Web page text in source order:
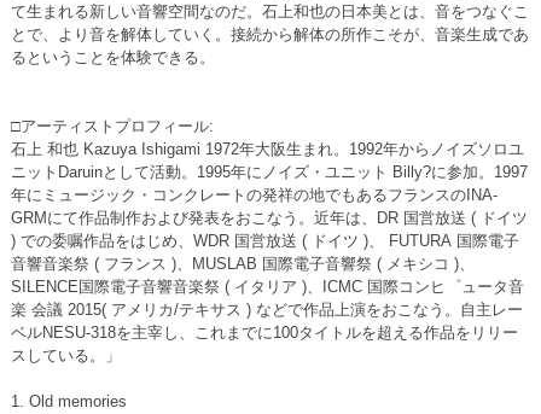
て生まれる新しい音響空間なのだ。石上和也の日本美とは、音をつなぐこ
とで、より音を解体していく。接続から解体の所作こそが、音楽生成であ
るということを体験できる。
□アーティストプロフィール:
石上 和也 Kazuya Ishigami 1972年大阪生まれ。1992年からノイズソロユ
ニットDaruinとして活動。1995年にノイズ・ユニット Billy?に参加。1997
年にミュージック・コンクレートの発祥の地でもあるフランスのINA-
GRMにて作品制作および発表をおこなう。近年は、DR 国営放送 ( ドイツ
) での委嘱作品をはじめ、WDR 国営放送 ( ドイツ )、 FUTURA 国際電子
音響音楽祭 ( フランス )、MUSLAB 国際電子音響祭 ( メキシコ )、
SILENCE国際電子音響音楽祭 ( イタリア )、ICMC 国際コンヒ゜ュータ音
楽 会議 2015( アメリカ/テキサス ) などで作品上演をおこなう。自主レー
ベルNESU-318を主宰し、これまでに100タイトルを超える作品をリリー
スしている。」
1. Old memories